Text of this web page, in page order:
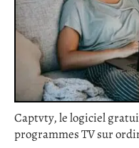
Captvty, le logiciel
programmes TV sur